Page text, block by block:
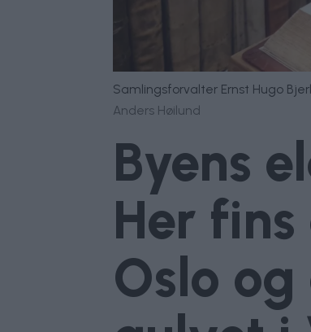
Samlingsforvalter Ernst Hugo
Anders Høilund
Byens
Her
Oslo